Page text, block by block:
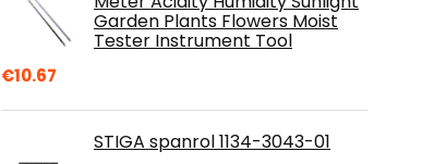
Garden Plants Flowers Moist
Tester Instrument Tool
€10.67
STIGA spanrol 1134-3043-01